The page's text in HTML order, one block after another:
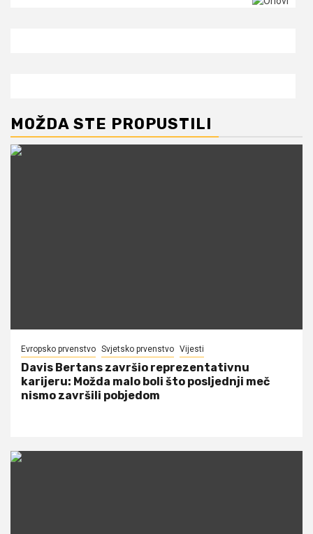
MOŽDA STE PROPUSTILI
Evropsko prvenstvo Svjetsko prvenstvo Vijesti
Davis Bertans završio reprezentativnu
karijeru: Možda malo boli što posljednji meč
nismo završili pobjedom